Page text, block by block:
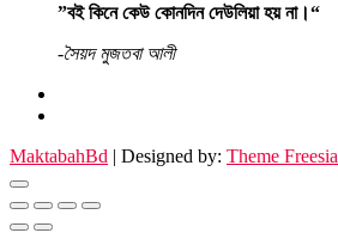
”বই কিনে কেউ কোনদিন দেউলিয়া হয় না।“
-সৈয়দ মুজতবা আলী
MaktabahBd | Designed by: Theme Freesia
Go
to
top